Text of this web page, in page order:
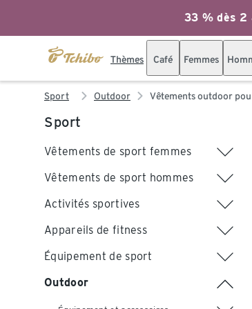
33 % dès
Thèmes Café Femmes
Sport Outdoor Vêtements outdoor
Sport
Vêtements de sport femmes
Vêtements de sport hommes
Activités sportives
Appareils de fitness
Équipement de sport
Outdoor